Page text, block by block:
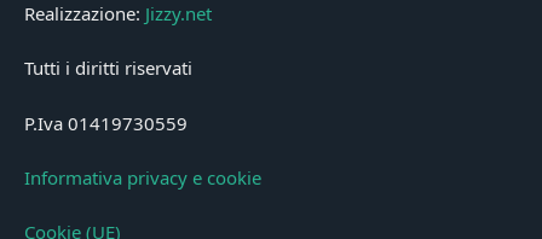
Realizzazione: Jizzy.net
Tutti i diritti riservati
P.Iva 01419730559
Informativa privacy e cookie
Cookie (UE)